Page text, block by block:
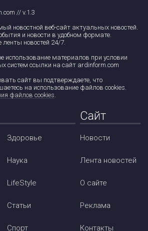
// v.1.3
новостной веб-сайт актуальных новостей.
и новости в удобном формате.
ленты новостей 24/7.
использование материалов при условии
систем ссылки на сайт ardinform.com
сайт вы подтверждаете, что
на использование файлов cookies.
файлов cookies.
Здоровье
Наука
LifeStyle
Статьи
Спорт
Сайт
Новости
Лента новостей
О сайте
Реклама
Контакты